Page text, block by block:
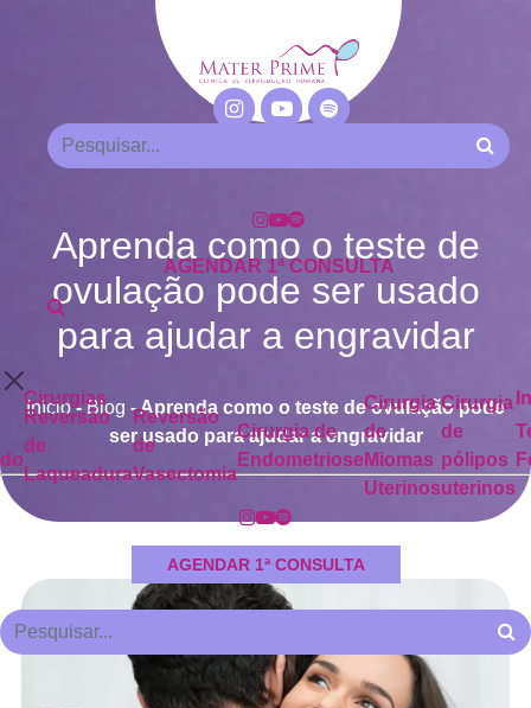
AGENDAR 1ª CONSULTA
Cirurgias
Reversão
de
Laqueadura
Reversão
de
Vasectomia
Cirurgia de
Endometriose
Cirurgia
de
Miomas
Uterinos
Cirurgia
de
pólipos
uterinos
AGENDAR 1ª CONSULTA
Aprenda como o teste de
ovulação pode ser usado
para ajudar a engravidar
Início-Blog -Aprenda como o teste de ovulação pode
ser usado para ajudar a engravidar